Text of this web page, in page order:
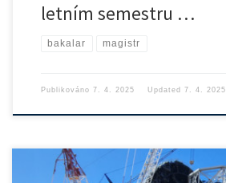
letním semestru …
bakalar magistr
Publikováno 7. 4. 2025 Updated 7. 4. 2025